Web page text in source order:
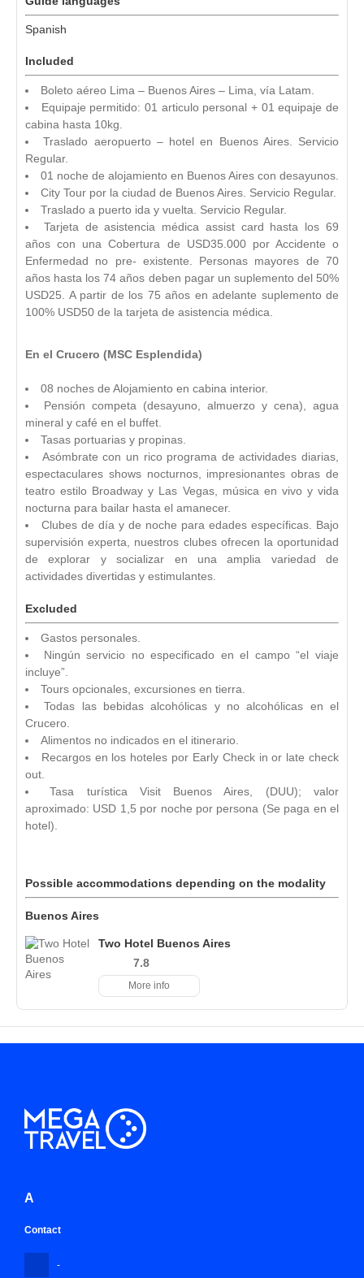
Spanish
Included
Boleto aéreo Lima – Buenos Aires – Lima, vía Latam.
Equipaje permitido: 01 articulo personal + 01 equipaje de
cabina hasta 10kg.
Traslado aeropuerto – hotel en Buenos Aires. Servicio
Regular.
01 noche de alojamiento en Buenos Aires con desayunos.
City Tour por la ciudad de Buenos Aires. Servicio Regular.
Traslado a puerto ida y vuelta. Servicio Regular.
Tarjeta de asistencia médica assist card hasta los 69
años con una Cobertura de USD35.000 por Accidente o
Enfermedad no pre- existente. Personas mayores de 70
años hasta los 74 años deben pagar un suplemento del 50%
USD25. A partir de los 75 años en adelante suplemento de
100% USD50 de la tarjeta de asistencia médica.
En el Crucero (MSC Esplendida)
08 noches de Alojamiento en cabina interior.
Pensión competa (desayuno, almuerzo y cena), agua
mineral y café en el buffet.
Tasas portuarias y propinas.
Asómbrate con un rico programa de actividades diarias,
espectaculares shows nocturnos, impresionantes obras de
teatro estilo Broadway y Las Vegas, música en vivo y vida
nocturna para bailar hasta el amanecer.
Clubes de día y de noche para edades específicas. Bajo
supervisión experta, nuestros clubes ofrecen la oportunidad
de explorar y socializar en una amplia variedad de
actividades divertidas y estimulantes.
Excluded
Gastos personales.
Ningún servicio no especificado en el campo “el viaje
incluye”.
Tours opcionales, excursiones en tierra.
Todas las bebidas alcohólicas y no alcohólicas en el
Crucero.
Alimentos no indicados en el itinerario.
Recargos en los hoteles por Early Check in or late check
out.
Tasa turística Visit Buenos Aires, (DUU); valor
aproximado: USD 1,5 por noche por persona (Se paga en el
hotel).
Possible accommodations depending on the modality
Buenos Aires
Two Hotel Buenos Aires
7.8
More info
A
Contact
-